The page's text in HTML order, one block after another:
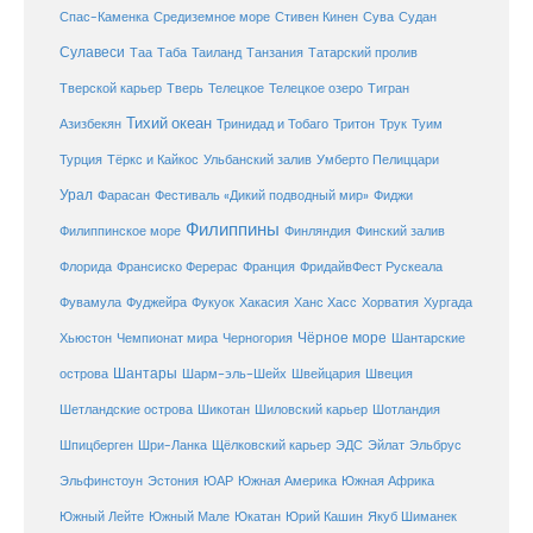
Спас-Каменка Средиземное море Стивен Кинен Сува Судан
Сулавеси Таа Таба Таиланд Танзания Татарский пролив
Тверской карьер Тверь Телецкое Телецкое озеро Тигран
Азизбекян Тихий океан Тринидад и Тобаго Тритон Трук Туим
Турция Тёркс и Кайкос Ульбанский залив Умберто Пелиццари
Урал Фарасан Фестиваль «Дикий подводный мир» Фиджи
Филиппинское море Филиппины Финляндия Финский залив
Флорида Франсиско Ферерас Франция ФридайвФест Рускеала
Фувамула Фуджейра Фукуок Хакасия Ханс Хасс Хорватия Хургада
Хьюстон Чемпионат мира Черногория Чёрное море Шантарские
острова Шантары Шарм-эль-Шейх Швейцария Швеция
Шетландские острова Шикотан Шиловский карьер Шотландия
Шпицберген Шри-Ланка Щёлковский карьер ЭДС Эйлат Эльбрус
Эльфинстоун Эстония ЮАР Южная Америка Южная Африка
Южный Лейте Южный Мале Юкатан Юрий Кашин Якуб Шиманек